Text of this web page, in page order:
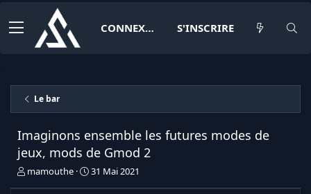
CONNEXION S'INSCRIRE
Le bar
Imaginons ensemble les futures modes de
jeux, mods de Gmod 2
Imamouthe
D
31 Mai 2021